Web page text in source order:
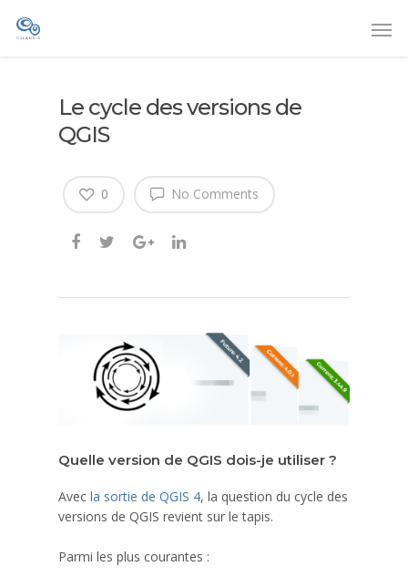
Le cycle des versions de
QGIS
No Comments
0
Quelle version de QGIS dois-je utiliser ?
Avec la sortie de QGIS 4, la question du cycle des
versions de QGIS revient sur le tapis.
Parmi les plus courantes :